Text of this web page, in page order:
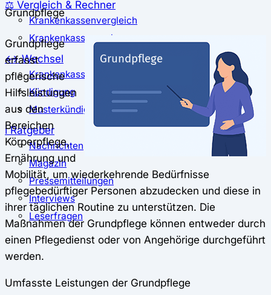
⚖️ Vergleich & Rechner
Krankenkassenvergleich
Krankenkassenrechner
↔ Wechsel
Krankenkassenwechsel
Kündigung
Musterkündigung
ℹ Ratgeber
Nachrichten
Magazin
Pressemitteilungen
Interviews
Leserfragen
Grundpflege
Grundpflege
erfasst
pflegerische
Hilfsleistungen
aus den
Bereichen
Körperpflege,
Ernährung und
Mobilität, um wiederkehrende Bedürfnisse
pflegebedürftiger Personen abzudecken und diese in
ihrer täglichen Routine zu unterstützen. Die
Maßnahmen der Grundpflege können entweder durch
einen Pflegedienst oder von Angehörige durchgeführt
werden.
Umfasste Leistungen der Grundpflege